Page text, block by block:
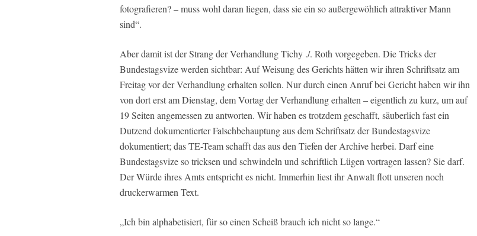
fotografieren? – muss wohl daran liegen, dass sie ein so außergewöhlich attraktiver Mann
sind“.
Aber damit ist der Strang der Verhandlung Tichy ./. Roth vorgegeben. Die Tricks der
Bundestagsvize werden sichtbar: Auf Weisung des Gerichts hätten wir ihren Schriftsatz am
Freitag vor der Verhandlung erhalten sollen. Nur durch einen Anruf bei Gericht haben wir ihn
von dort erst am Dienstag, dem Vortag der Verhandlung erhalten – eigentlich zu kurz, um auf
19 Seiten angemessen zu antworten. Wir haben es trotzdem geschafft, säuberlich fast ein
Dutzend dokumentierter Falschbehauptung aus dem Schriftsatz der Bundestagsvize
dokumentiert; das TE-Team schafft das aus den Tiefen der Archive herbei. Darf eine
Bundestagsvize so tricksen und schwindeln und schriftlich Lügen vortragen lassen? Sie darf.
Der Würde ihres Amts entspricht es nicht. Immerhin liest ihr Anwalt flott unseren noch
druckerwarmen Text.
„Ich bin alphabetisiert, für so einen Scheiß brauch ich nicht so lange.“